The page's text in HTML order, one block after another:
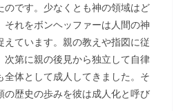
のです。少なくとも神の領域はど
それをボンヘッファーは人間の神
ています。親の教えや指図に従
次第に親の後見から独立して自律
全体として成人してきました。そ
の歴史の歩みを彼は成人化と呼び